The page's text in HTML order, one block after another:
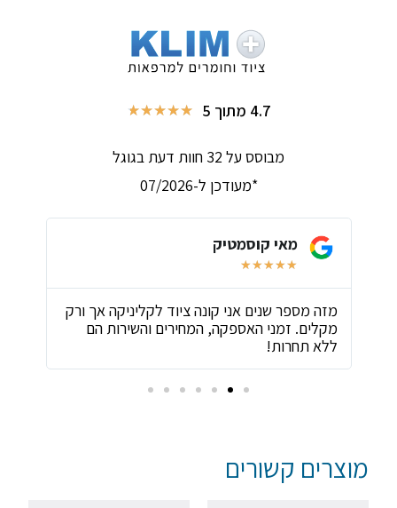
4.7 מתוך 5 ★
★
★
★
★
מבוסס על 32 חוות דעת בגוגל
*מעודכן ל-07/2026
מאי קוסמטיק
★
★
★
★
★
מזה מספר שנים אני קונה ציוד לקליניקה אך ורק
מקלים. זמני האספקה, המחירים והשירות הם
ללא תחרות!
מוצרים קשורים